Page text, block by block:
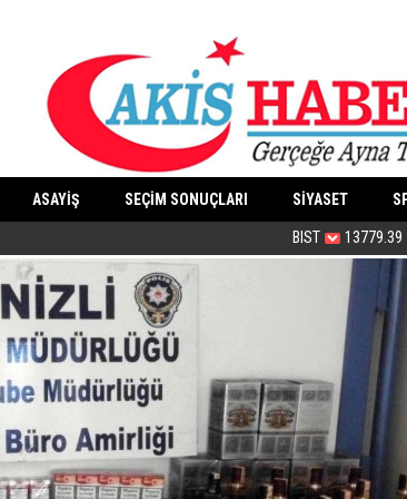
ASAYİŞ SEÇİM SONUÇLARI SİYASET
Bu haliyle kanunlaşırsa
BIST 13779.39